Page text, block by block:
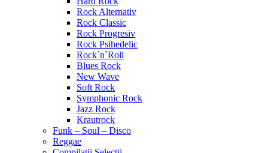
Rock Alternativ
Rock Classic
Rock Progresiv
Rock Psihedelic
Rock`n`Roll
Blues Rock
New Wave
Soft Rock
Symphonic Rock
Jazz Rock
Krautrock
Funk – Soul – Disco
Reggae